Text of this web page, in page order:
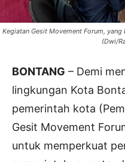
Kegiatan Gesit Movement Forum,
(Dwi/
BONTANG – Demi
lingkungan Kota
pemerintah kota
Gesit Movement
untuk memperkuat